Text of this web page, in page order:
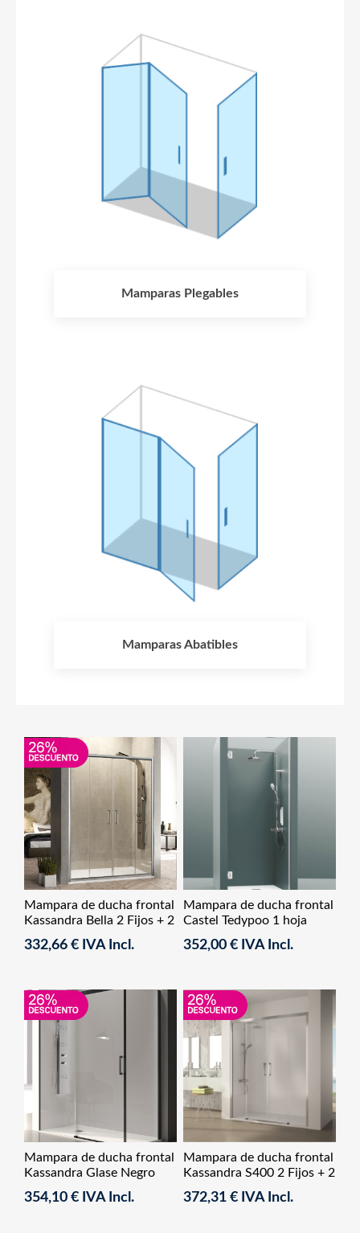
Mamparas Plegables
Mamparas Abatibles
Mampara de ducha frontal
Kassandra Bella 2 Fijos + 2
332,66 € IVA Incl.
Mampara de ducha frontal
Castel Tedypoo 1 hoja
352,00 € IVA Incl.
Mampara de ducha frontal
Kassandra Glase Negro
354,10 € IVA Incl.
Mampara de ducha frontal
Kassandra S400 2 Fijos + 2
372,31 € IVA Incl.